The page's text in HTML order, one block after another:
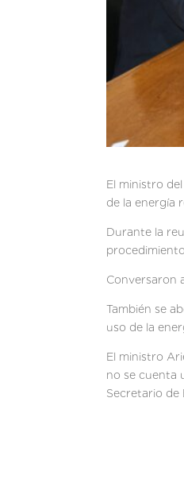
El ministro
de la energía
Durante la
Conversaron
También se
uso de la
El ministro
no se cuenta
Secretario de